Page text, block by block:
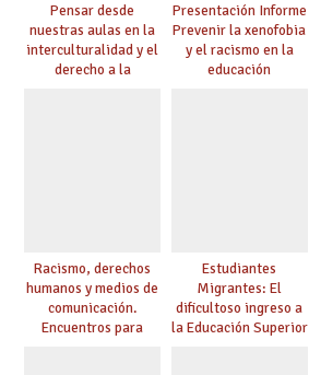
Pensar desde
nuestras aulas en la
interculturalidad y el
derecho a la
Presentación Informe
Prevenir la xenofobia
y el racismo en la
educación
Racismo, derechos
humanos y medios de
comunicación.
Encuentros para
Estudiantes
Migrantes: El
dificultoso ingreso a
la Educación Superior